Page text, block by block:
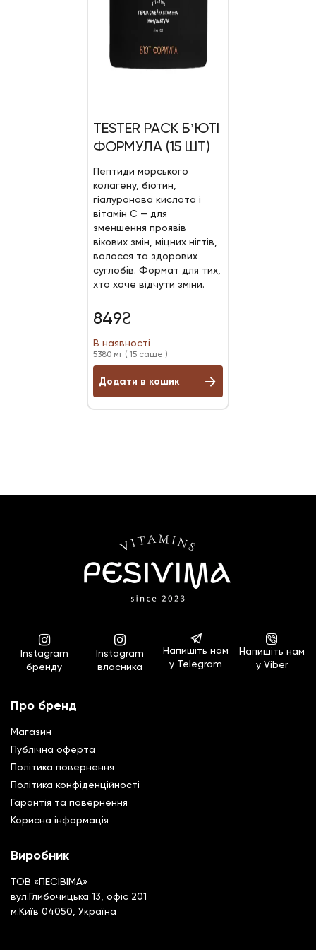
TESTER PACK БʼЮТІ
ФОРМУЛА (15 ШТ)
Пептиди морського
колагену, біотин,
гіалуронова кислота і
вітамін С — для
зменшення проявів
вікових змін, міцних нігтів,
волосся та здорових
суглобів. Формат для тих,
хто хоче відчути зміни.
849₴
В наявності
5380 мг ( 15 саше )
Додати в кошик
Instagram
бренду
Instagram
власника
Напишіть нам
у Telegram
Напишіть нам
у Viber
Про бренд
Магазин
Публічна оферта
Політика повернення
Полiтика конфiденцiйностi
Гарантiя та повернення
Корисна інформація
Виробник
ТОВ «ПЕСІВІМА»
вул.Глибочицька 13, офіс 201
м.Київ 04050, Україна